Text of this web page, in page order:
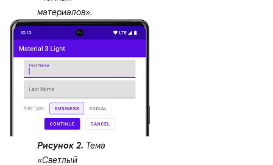
материалов».
Рисунок 2. Тема
«Светлый